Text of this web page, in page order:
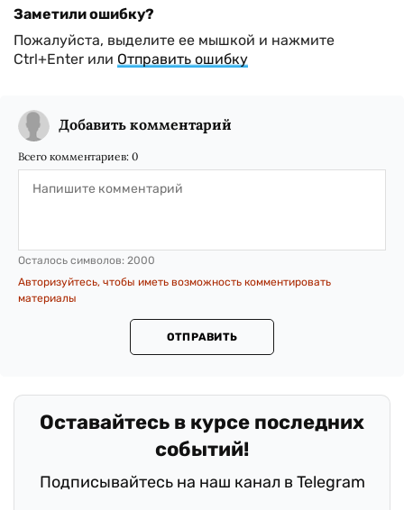
Заметили ошибку?
Пожалуйста, выделите ее мышкой и нажмите
Ctrl+Enter или Отправить ошибку
Добавить комментарий
Всего комментариев: 0
Осталось символов: 2000
Авторизуйтесь, чтобы иметь возможность комментировать
материалы
ОТПРАВИТЬ
Оставайтесь в курсе последних